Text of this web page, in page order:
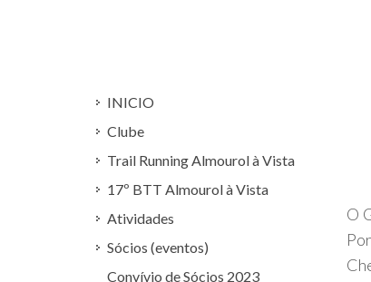
O
INICIO
Clube
Trail Running Almourol à Vista
17º BTT Almourol à Vista
Atividades
Sócios (eventos)
Convívio de Sócios 2023